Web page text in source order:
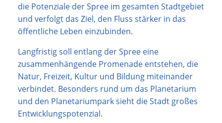
die Potenziale der Spree im gesamten Stadtgebiet
und verfolgt das Ziel, den Fluss stärker in das
öffentliche Leben einzubinden.
Langfristig soll entlang der Spree eine
zusammenhängende Promenade entstehen, die
Natur, Freizeit, Kultur und Bildung miteinander
verbindet. Besonders rund um das Planetarium
und den Planetariumpark sieht die Stadt großes
Entwicklungspotenzial.